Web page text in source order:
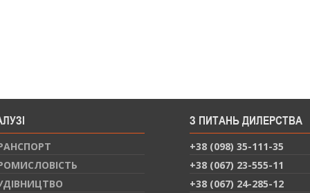
З ПИТАНЬ ДИЛЕРСТВА
+38 (098) 35-111-35
+38 (067) 23-555-11
+38 (067) 24-285-12